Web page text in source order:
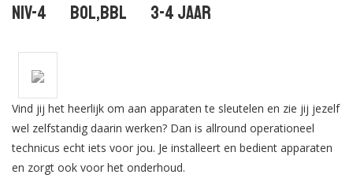
Niv-4 BOL,BBL 3-4 jaar
Vind jij het heerlijk om aan apparaten te sleutelen en zie jij jezelf
wel zelfstandig daarin werken? Dan is allround operationeel
technicus echt iets voor jou. Je installeert en bedient apparaten
en zorgt ook voor het onderhoud.